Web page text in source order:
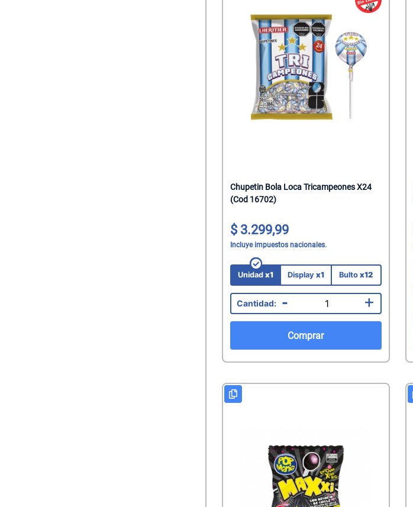
Chupetin Bola Loca Tricampeones X24
(Cod 16702)
3.299,99
Incluye impuestos nacionales.
Unidadx1 Display x1 Bultox12
- +
Comprar